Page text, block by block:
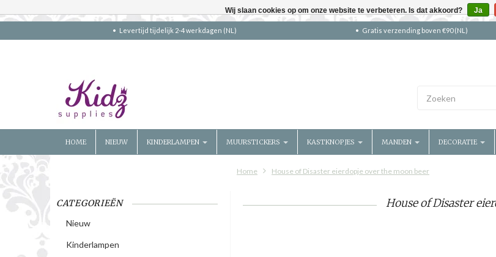
Levertijd tijdelijk 2-4 werkdagen (NL) Gratis verzending boven €90 (NL)
HOME NIEUW KINDERLAMPEN MUURSTICKERS KASTKNOPJES MANDEN DECORATIE
Home House of Disaster eierdopje over the moon beer
CATEGORIEËN
Nieuw
Kinderlampen
House of Disaster
Wij slaan cookies op om onze website te verbeteren. Is dat akkoord? Ja